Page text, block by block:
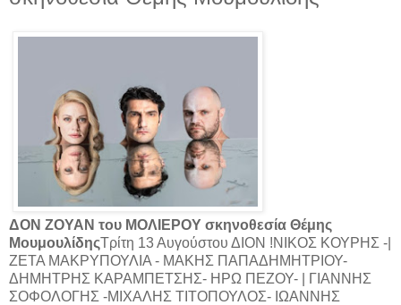
ΔΟΝ ΖΟΥΑΝ του ΜΟΛΙΕΡΟΥ σκηνοθεσία Θέμης
ΜουμουλίδηςΤρίτη 13 Αυγούστου ΔΙΟΝ !ΝΙΚΟΣ ΚΟΥΡΗΣ -|
ΖΕΤΑ ΜΑΚΡΥΠΟΥΛΙΑ - ΜΑΚΗΣ ΠΑΠΑΔΗΜΗΤΡΙΟΥ-
ΔΗΜΗΤΡΗΣ ΚΑΡΑΜΠΕΤΣΗΣ- ΗΡΩ ΠΕΖΟΥ- | ΓΙΑΝΝΗΣ
ΣΟΦΟΛΟΓΗΣ -ΜΙΧΑΛΗΣ ΤΙΤΟΠΟΥΛΟΣ- ΙΩΑΝΝΗΣ